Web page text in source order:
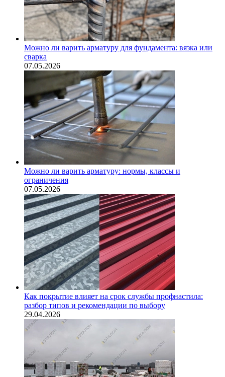
Можно ли варить арматуру для фундамента: вязка или
сварка
07.05.2026
Можно ли варить арматуру: нормы, классы и
ограничения
07.05.2026
Как покрытие влияет на срок службы профнастила:
разбор типов и рекомендации по выбору
29.04.2026